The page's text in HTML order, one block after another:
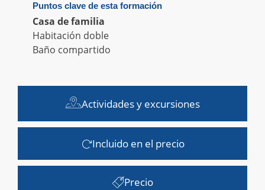
Actividades y excursiones
Incluido en el precio
Precio
Puntos clave de esta formación
Casa de familia
Habitación doble
Baño compartido